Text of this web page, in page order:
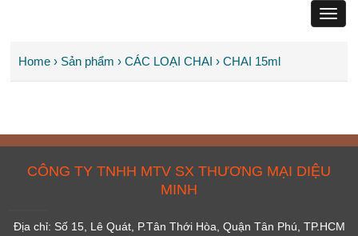
Home › Sản phẩm › CÁC LOẠI CHAI › CHAI 15ml
CÔNG TY TNHH MTV SX THƯƠNG MẠI DIỆU
MINH
Địa chỉ: Số 15, Lê Quát, P.Tân Thới Hòa, Quận Tân Phú, TP.HCM